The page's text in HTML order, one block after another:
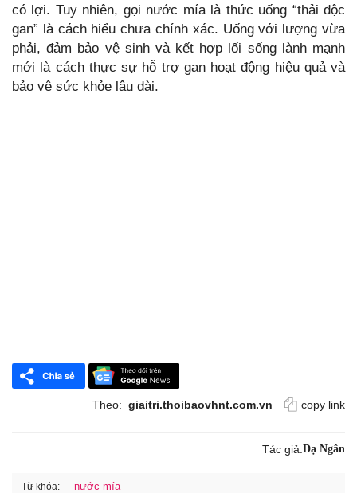
có lợi. Tuy nhiên, gọi nước mía là thức uống “thải độc
gan” là cách hiểu chưa chính xác. Uống với lượng vừa
phải, đảm bảo vệ sinh và kết hợp lối sống lành mạnh
mới là cách thực sự hỗ trợ gan hoạt động hiệu quả và
bảo vệ sức khỏe lâu dài.
Theo: giaitri.thoibaovhnt.com.vn copy link
Tác giả:Dạ Ngân
Từ khóa: nước mía